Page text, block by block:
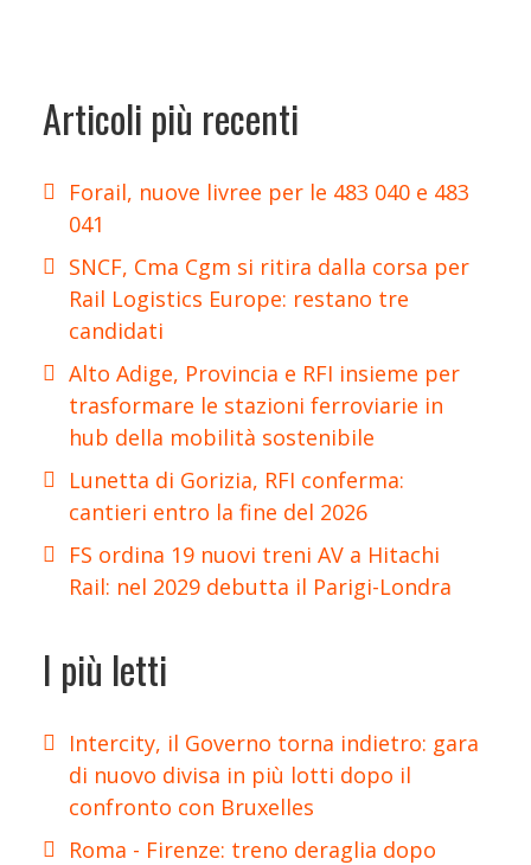
Articoli più recenti
Forail, nuove livree per le 483 040 e 483
041
SNCF, Cma Cgm si ritira dalla corsa per
Rail Logistics Europe: restano tre
candidati
Alto Adige, Provincia e RFI insieme per
trasformare le stazioni ferroviarie in
hub della mobilità sostenibile
Lunetta di Gorizia, RFI conferma:
cantieri entro la fine del 2026
FS ordina 19 nuovi treni AV a Hitachi
Rail: nel 2029 debutta il Parigi-Londra
I più letti
Intercity, il Governo torna indietro: gara
di nuovo divisa in più lotti dopo il
confronto con Bruxelles
Roma - Firenze: treno deraglia dopo